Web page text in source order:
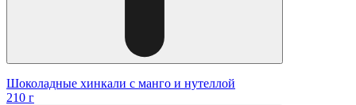
Шоколадные хинкали с манго и нутеллой
210 г